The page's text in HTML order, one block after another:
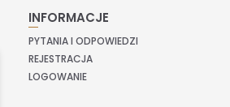
INFORMACJE
PYTANIA I ODPOWIEDZI
REJESTRACJA
LOGOWANIE